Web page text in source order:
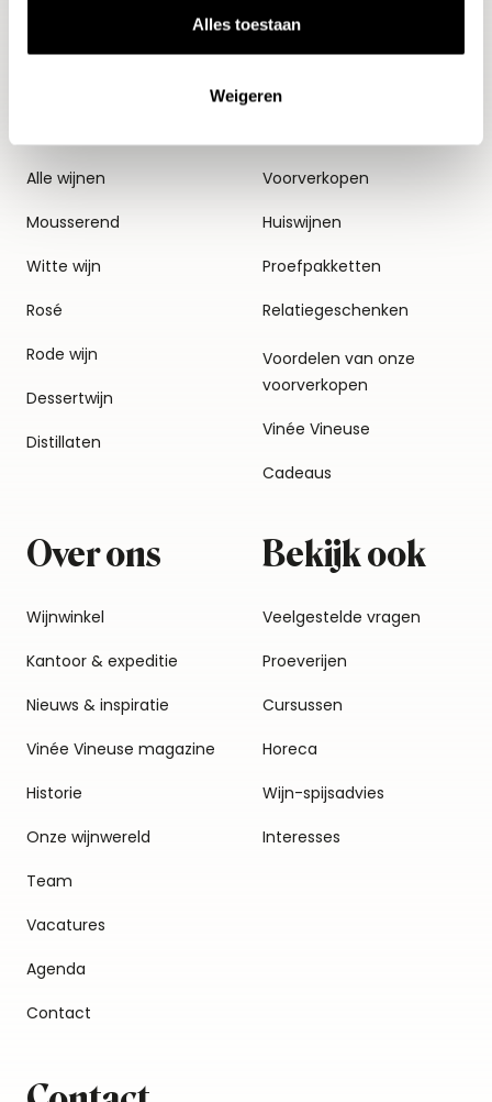
Alles toestaan
Weigeren
Alle wijnen
Mousserend
Witte wijn
Rosé
Rode wijn
Dessertwijn
Distillaten
Thema's
Voorverkopen
Huiswijnen
Proefpakketten
Relatiegeschenken
Voordelen van onze
voorverkopen
Vinée Vineuse
Cadeaus
Over ons
Wijnwinkel
Kantoor & expeditie
Nieuws & inspiratie
Vinée Vineuse magazine
Historie
Onze wijnwereld
Team
Vacatures
Agenda
Contact
Bekijk ook
Veelgestelde vragen
Proeverijen
Cursussen
Horeca
Wijn-spijsadvies
Interesses